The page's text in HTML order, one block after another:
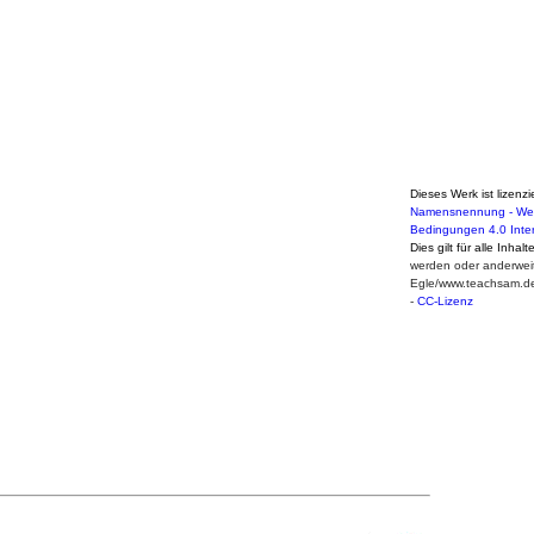
Dieses Werk ist
Namensnennung -
Bedingungen 4.0
Dies gilt für alle
werden oder
Egle/
- CC-Lizenz